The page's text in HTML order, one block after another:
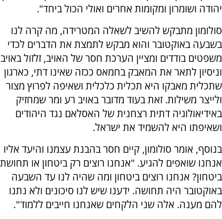
יהודה ושומרון ומקומות אחרים ואולי הכול ביחד".
סולומון מתבקש להשיב לשאלה המטרידה, מה קרה לנו
בשבעה באוקטובר והוא מבקש לתמצת את הדברים לכדי
משפטים בודדים ומציין הערכת חסר של האויב, זלזול באויב
וניסיון לתאר את המאבק בחמאס ככזה שאינו דתי, כארגון
שתכלית מאבקו היא תכלית כלכלית ושאיפה לפרוץ מצור
ולייצר משילות. זאת בעוד מדובר באויב רע ומר שמחזיק
באידיאולוגיה דתית רצחנית של האסלאם נגד היהודים
ושאיפתו היא להשמיד את ישראל.
בנוסף, אומר סולומון, קיים חסר בהבנת עצמנו והיעד אליו
אנחנו שואפים להגיע. "אנחנו רוצים רק ביטחון או תחושת
ביטחון? אנחנו רוצים ביטחון ומה שהיה לנו עד השבעה
באוקטובר היה תחושה. ידענו שיש לנו סיכונים ולא נתנו
להם מענה. אלה שני הלקחים שאנחנו חייבים ללמוד".